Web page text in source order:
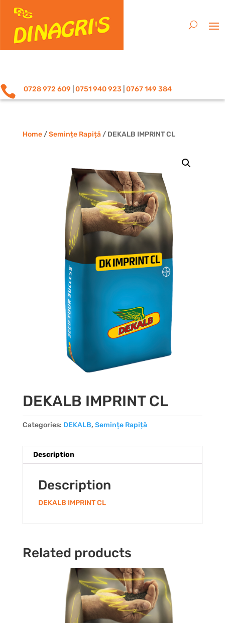
 0728 972 609 0751 940 923 0767 149 384
Home/Semințe Rapiță/ DEKALB IMPRINT CL
DEKALB IMPRINT CL
Categories: DEKALB, Semințe Rapiță
Description
Description
DEKALB IMPRINT CL
Related products